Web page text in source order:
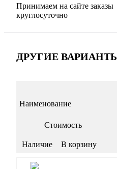
Принимаем на сайте заказы
круглосуточно
ДРУГИЕ
Наименование
Стоимость
Наличие В корзину